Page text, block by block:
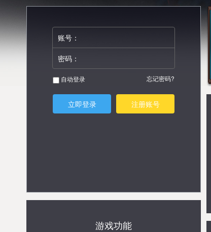
账号：
密码：
自动登录 忘记密码?
立即登录 注册账号
游戏功能